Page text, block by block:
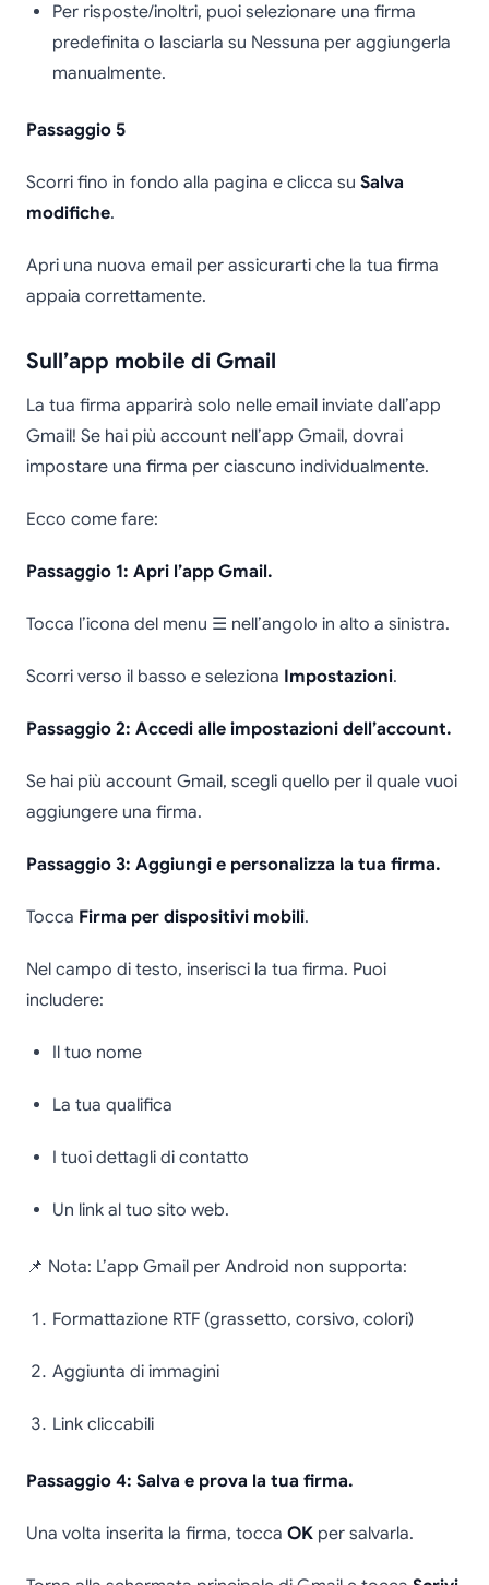
Per risposte/inoltri, puoi selezionare una firma
predefinita o lasciarla su Nessuna per aggiungerla
manualmente.
Passaggio 5
Scorri fino in fondo alla pagina e clicca su Salva
modifiche.
Apri una nuova email per assicurarti che la tua firma
appaia correttamente.
Sull’app mobile di Gmail
La tua firma apparirà solo nelle email inviate dall’app
Gmail! Se hai più account nell’app Gmail, dovrai
impostare una firma per ciascuno individualmente.
Ecco come fare:
Passaggio 1: Apri l’app Gmail.
Tocca l’icona del menu ☰ nell’angolo in alto a sinistra.
Scorri verso il basso e seleziona Impostazioni.
Passaggio 2: Accedi alle impostazioni dell’account.
Se hai più account Gmail, scegli quello per il quale vuoi
aggiungere una firma.
Passaggio 3: Aggiungi e personalizza la tua firma.
Tocca Firma per dispositivi mobili.
Nel campo di testo, inserisci la tua firma. Puoi
includere:
Il tuo nome
La tua qualifica
I tuoi dettagli di contatto
Un link al tuo sito web.
📌 Nota: L’app Gmail per Android non supporta:
Formattazione RTF (grassetto, corsivo, colori)
Aggiunta di immagini
Link cliccabili
Passaggio 4: Salva e prova la tua firma.
Una volta inserita la firma, tocca OK per salvarla.